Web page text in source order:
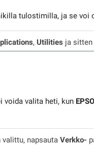
tulostimilla, ja se voi
, Utilities ja sitten
voida valita heti, kun
napsauta Verkko-